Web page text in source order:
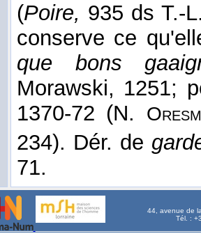
(Poire, 935 ds T.-
conserve ce
que bons
Morawski, 1251;
1370-72 (N.
234). Dér. de
71.
44, avenue de
Tél. :